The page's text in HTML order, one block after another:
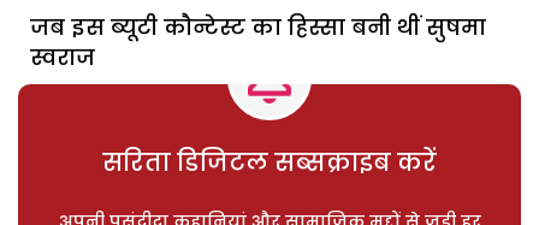
जब इस ब्यूटी कौन्टेस्ट का हिस्सा बनी थीं सुषमा
स्वराज
सरिता डिजिटल सब्सक्राइब करें